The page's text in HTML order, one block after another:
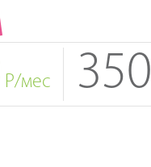
Р/мес 350